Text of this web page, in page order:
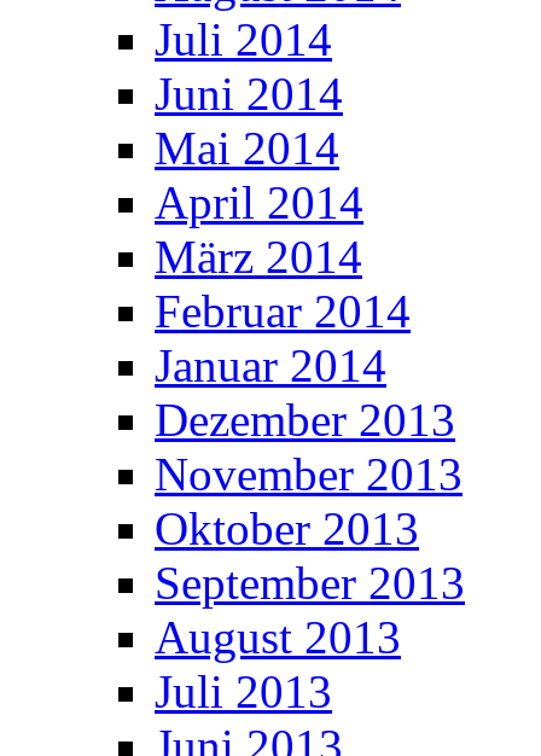
Juli 2014
Juni 2014
Mai 2014
April 2014
März 2014
Februar 2014
Januar 2014
Dezember 2013
November 2013
Oktober 2013
September 2013
August 2013
Juli 2013